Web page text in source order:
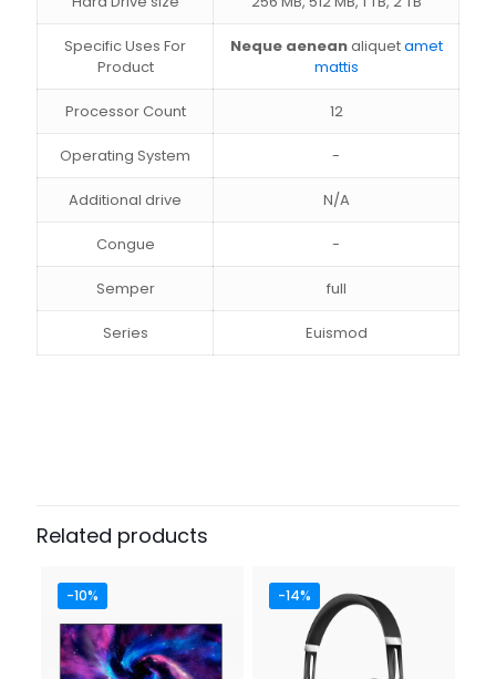
Specific Uses For
Product
Neque aeneanaliquetamet
mattis
Processor Count 12
Operating System -
Additional drive N/A
Congue -
Semper full
Series Euismod
Color
Texture
brushed aluminium, satin
HD Size
Related products
-10% -14%